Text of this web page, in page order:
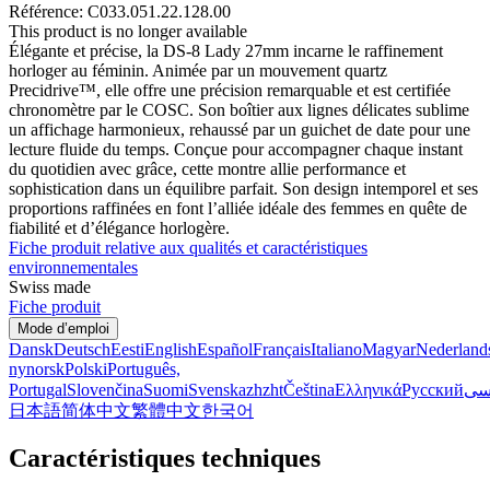
Référence: C033.051.22.128.00
This product is no longer available
Élégante et précise, la DS-8 Lady 27mm incarne le raffinement
horloger au féminin. Animée par un mouvement quartz
Precidrive™, elle offre une précision remarquable et est certifiée
chronomètre par le COSC. Son boîtier aux lignes délicates sublime
un affichage harmonieux, rehaussé par un guichet de date pour une
lecture fluide du temps. Conçue pour accompagner chaque instant
du quotidien avec grâce, cette montre allie performance et
sophistication dans un équilibre parfait. Son design intemporel et ses
proportions raffinées en font l’alliée idéale des femmes en quête de
fiabilité et d’élégance horlogère.
Fiche produit relative aux qualités et caractéristiques
environnementales
Swiss made
Fiche produit
Mode d’emploi
DanskDeutschEestiEnglishEspañolFrançaisItalianoMagyar
nynorskPolskiPortuguês,
PortugalSlovenčinaSuomiSvenskazhzhtČeštinaΕλληνικάРусский
日本語简体中文繁體中文한국어
Caractéristiques techniques